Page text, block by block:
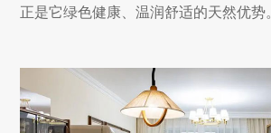
正是它绿色健康、温润舒适的天然优势。